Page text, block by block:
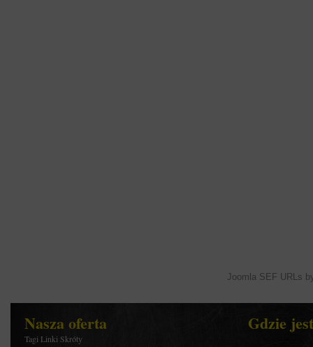
Joomla SEF URLs
Nasza oferta
Tagi Linki Skróty
Gdzie